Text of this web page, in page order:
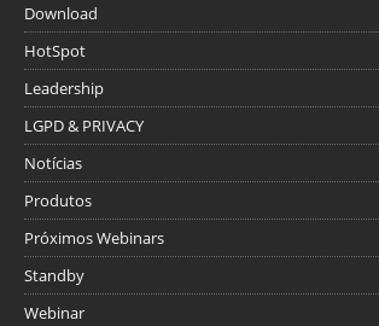
Download
HotSpot
Leadership
LGPD & PRIVACY
Notícias
Produtos
Próximos Webinars
Standby
Webinar